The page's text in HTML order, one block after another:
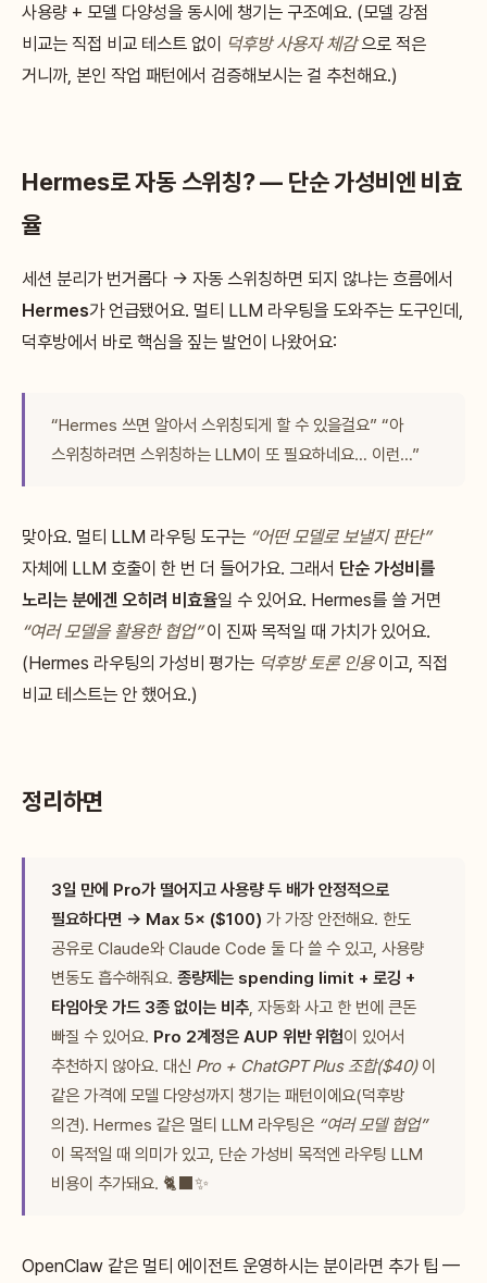
사용량 + 모델 다양성을 동시에 챙기는 구조예요. (모델 강점
비교는 직접 비교 테스트 없이 덕후방 사용자 체감으로 적은
거니까, 본인 작업 패턴에서 검증해보시는 걸 추천해요.)
Hermes로 자동 스위칭? — 단순 가성비엔 비효
율
세션 분리가 번거롭다 → 자동 스위칭하면 되지 않냐는 흐름에서
Hermes가 언급됐어요. 멀티 LLM 라우팅을 도와주는 도구인데,
덕후방에서 바로 핵심을 짚는 발언이 나왔어요:
“Hermes 쓰면 알아서 스위칭되게 할 수 있을걸요” “아
스위칭하려면 스위칭하는 LLM이 또 필요하네요… 이런…”
맞아요. 멀티 LLM 라우팅 도구는 “어떤 모델로 보낼지 판단”
자체에 LLM 호출이 한 번 더 들어가요. 그래서 단순 가성비를
노리는 분에겐 오히려 비효율일 수 있어요. Hermes를 쓸 거면
“여러 모델을 활용한 협업”이 진짜 목적일 때 가치가 있어요.
(Hermes 라우팅의 가성비 평가는 덕후방 토론 인용이고, 직접
비교 테스트는 안 했어요.)
정리하면
3일 만에 Pro가 떨어지고 사용량 두 배가 안정적으로
필요하다면 → Max 5× ($100) 가 가장 안전해요. 한도
공유로 Claude와 Claude Code 둘 다 쓸 수 있고, 사용량
변동도 흡수해줘요. 종량제는 spending limit + 로깅 +
타임아웃 가드 3종 없이는 비추, 자동화 사고 한 번에 큰돈
빠질 수 있어요. Pro 2계정은 AUP 위반 위험이 있어서
추천하지 않아요. 대신 Pro + ChatGPT Plus 조합($40)이
같은 가격에 모델 다양성까지 챙기는 패턴이에요(덕후방
의견). Hermes 같은 멀티 LLM 라우팅은 “여러 모델 협업”
이 목적일 때 의미가 있고, 단순 가성비 목적엔 라우팅 LLM
비용이 추가돼요. 🐈‍⬛✨
OpenClaw 같은 멀티 에이전트 운영하시는 분이라면 추가 팁 —